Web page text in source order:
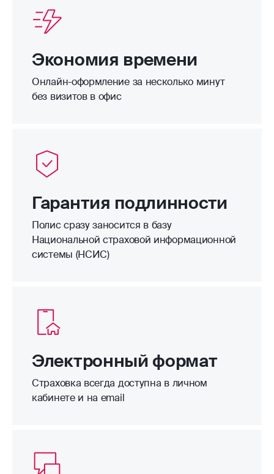
Экономия времени
Онлайн-оформление за несколько минут
без визитов в офис
Гарантия подлинности
Полис сразу заносится в базу
Национальной страховой информационной
системы (НСИС)
Электронный формат
Страховка всегда доступна в личном
кабинете и на email